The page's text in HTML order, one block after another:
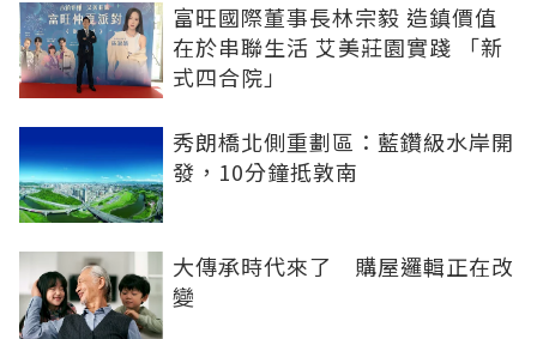
富旺國際董事長林宗毅 造鎮價值
在於串聯生活 艾美莊園實踐 「新
式四合院」
秀朗橋北側重劃區：藍鑽級水岸開
發，10分鐘抵敦南
大傳承時代來了 購屋邏輯正在改
變